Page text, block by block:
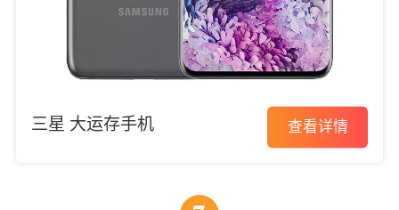
三星 大运存手机 查看详情